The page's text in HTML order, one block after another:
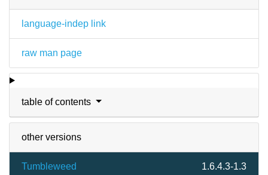
language-indep link
raw man page
table of contents
other versions
Tumbleweed 1.6.4.3-1.3